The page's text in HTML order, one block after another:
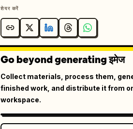
शेयर करें
Go beyond generating इमेज
Collect materials, process them,
finished work, and distribute it from
workspace.